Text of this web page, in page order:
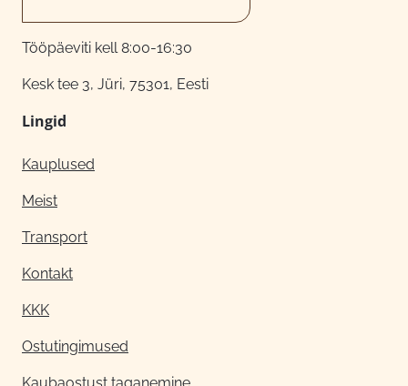
Tööpäeviti kell 8:00-16:30
Kesk tee 3, Jüri, 75301, Eesti
Lingid
Kauplused
Meist
Transport
Kontakt
KKK
Ostutingimused